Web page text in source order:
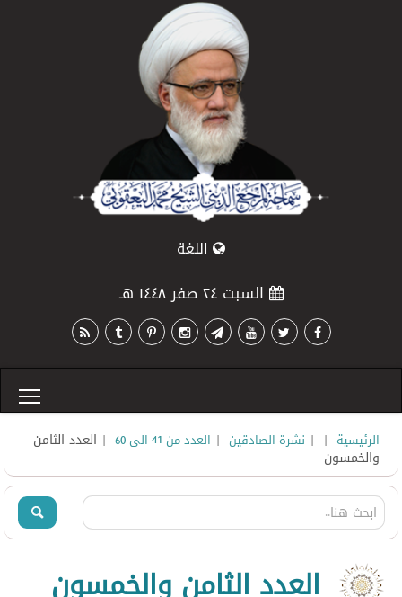
اللغة
السبت ٢٤ صفر ١٤٤٨ هـ
الرئيسية |
| نشرة الصادقين | العدد من 41 الى 60 | العدد الثامن
والخمسون
العدد الثامن والخمسون